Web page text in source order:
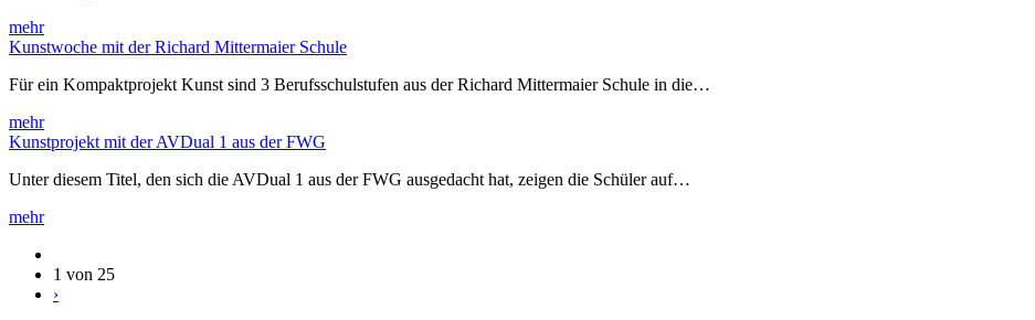
mehr
Kunstwoche mit der Richard Mittermaier Schule
Für ein Kompaktprojekt Kunst sind 3 Berufsschulstufen aus der Richard Mittermaier Schule in die…
mehr
Kunstprojekt mit der AVDual 1 aus der FWG
Unter diesem Titel, den sich die AVDual 1 aus der FWG ausgedacht hat, zeigen die Schüler auf…
mehr
1 von 25
›